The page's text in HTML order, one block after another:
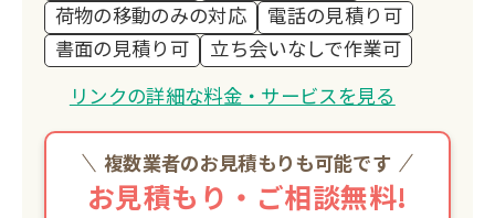
荷物の移動のみの対応
電話の見積り可
書面の見積り可
立ち会いなしで作業可
リンクの詳細な料金・サービスを見る
複数業者のお見積もりも可能です
お見積もり・ご相談無料!